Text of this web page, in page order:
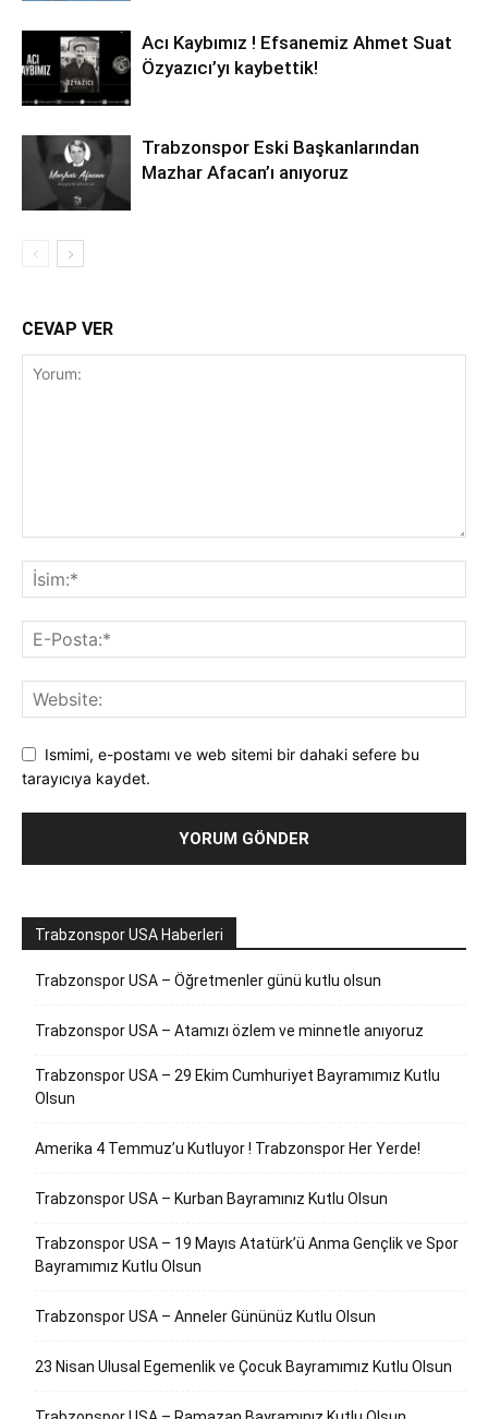
Acı Kaybımız ! Efsanemiz Ahmet Suat
Özyazıcı’yı kaybettik!
Trabzonspor Eski Başkanlarından
Mazhar Afacan’ı anıyoruz
CEVAP VER
Ismimi, e-postamı ve web sitemi bir dahaki sefere bu
tarayıcıya kaydet.
Trabzonspor USA Haberleri
Trabzonspor USA – Öğretmenler günü kutlu olsun
Trabzonspor USA – Atamızı özlem ve minnetle anıyoruz
Trabzonspor USA – 29 Ekim Cumhuriyet Bayramımız Kutlu
Olsun
Amerika 4 Temmuz’u Kutluyor ! Trabzonspor Her Yerde!
Trabzonspor USA – Kurban Bayramınız Kutlu Olsun
Trabzonspor USA – 19 Mayıs Atatürk’ü Anma Gençlik ve Spor
Bayramımız Kutlu Olsun
Trabzonspor USA – Anneler Gününüz Kutlu Olsun
23 Nisan Ulusal Egemenlik ve Çocuk Bayramımız Kutlu Olsun